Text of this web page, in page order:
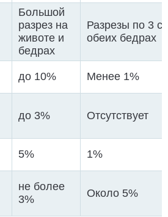
Большой
разрез на
животе и
бедрах
Разрезы по 3
обеих бедрах
до 10% Менее 1%
до 3% Отсутствует
5% 1%
не более
3%
Около 5%